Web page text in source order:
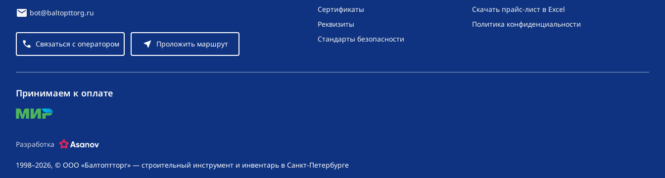
Сертификаты
Реквизиты
Стандарты безопасности
Скачать прайс-лист в Excel
Политика конфиденциальности
bot@baltopttorg.ru
Связаться с оператором Проложить маршрут
1998–2026, © ООО «Балтоптторг» — строительный инструмент и инвентарь в Санкт-Петербурге
Принимаем к оплате
mir
Разработка